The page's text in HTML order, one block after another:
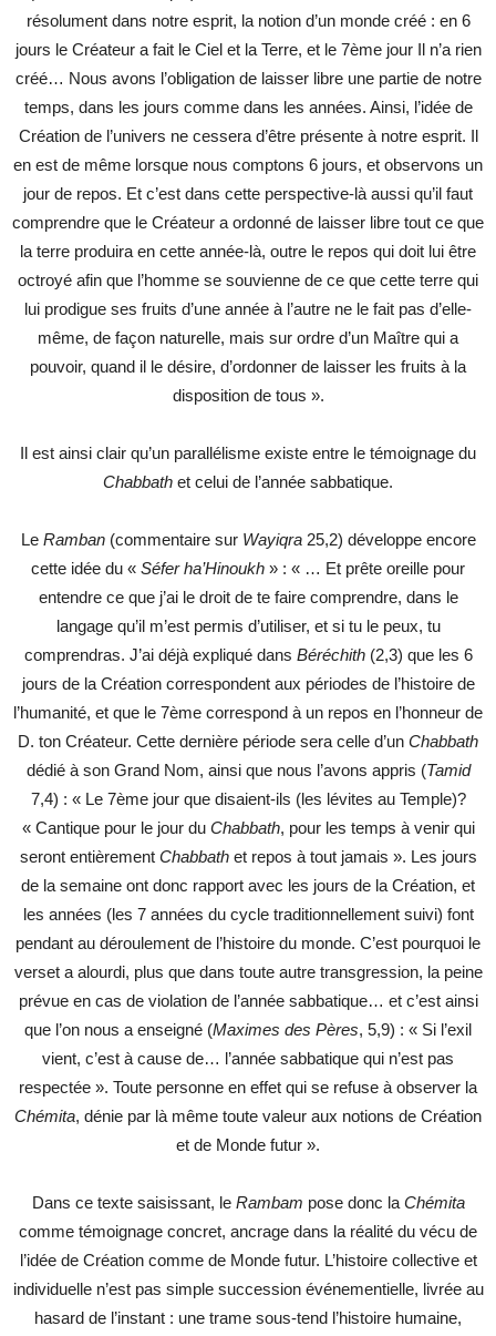
résolument dans notre esprit, la notion d’un monde créé : en 6
jours le Créateur a fait le Ciel et la Terre, et le 7ème jour Il n’a rien
créé… Nous avons l’obligation de laisser libre une partie de notre
temps, dans les jours comme dans les années. Ainsi, l’idée de
Création de l’univers ne cessera d’être présente à notre esprit. Il
en est de même lorsque nous comptons 6 jours, et observons un
jour de repos. Et c’est dans cette perspective-là aussi qu’il faut
comprendre que le Créateur a ordonné de laisser libre tout ce que
la terre produira en cette année-là, outre le repos qui doit lui être
octroyé afin que l’homme se souvienne de ce que cette terre qui
lui prodigue ses fruits d’une année à l’autre ne le fait pas d’elle-
même, de façon naturelle, mais sur ordre d’un Maître qui a
pouvoir, quand il le désire, d’ordonner de laisser les fruits à la
disposition de tous ».
Il est ainsi clair qu’un parallélisme existe entre le témoignage du
Chabbath et celui de l’année sabbatique.
Le Ramban(commentaire sur Wayiqra25,2) développe encore
cette idée du « Séfer ha’Hinoukh » : « … Et prête oreille pour
entendre ce que j’ai le droit de te faire comprendre, dans le
langage qu’il m’est permis d’utiliser, et si tu le peux, tu
comprendras. J’ai déjà expliqué dans Béréchith(2,3) que les 6
jours de la Création correspondent aux périodes de l’histoire de
l’humanité, et que le 7ème correspond à un repos en l’honneur de
D. ton Créateur. Cette dernière période sera celle d’un Chabbath
dédié à son Grand Nom, ainsi que nous l’avons appris (Tamid
7,4) : « Le 7ème jour que disaient-ils (les lévites au Temple)?
« Cantique pour le jour du Chabbath, pour les temps à venir qui
seront entièrement Chabbathet repos à tout jamais ». Les jours
de la semaine ont donc rapport avec les jours de la Création, et
les années (les 7 années du cycle traditionnellement suivi) font
pendant au déroulement de l’histoire du monde. C’est pourquoi le
verset a alourdi, plus que dans toute autre transgression, la peine
prévue en cas de violation de l’année sabbatique… et c’est ainsi
que l’on nous a enseigné (Maximes des Pères, 5,9) : « Si l’exil
vient, c’est à cause de… l’année sabbatique qui n’est pas
respectée ». Toute personne en effet qui se refuse à observer la
Chémita, dénie par là même toute valeur aux notions de Création
et de Monde futur ».
Dans ce texte saisissant, le Rambam pose donc la Chémita
comme témoignage concret, ancrage dans la réalité du vécu de
l’idée de Création comme de Monde futur. L’histoire collective et
individuelle n’est pas simple succession événementielle, livrée au
hasard de l’instant : une trame sous-tend l’histoire humaine,